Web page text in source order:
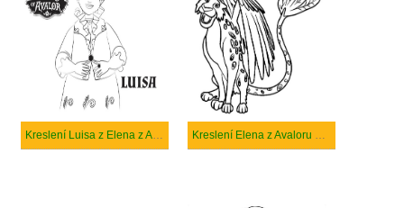
Kreslení Luisa z Elena z Avaloru Kreslení Elena z Avaloru Skylarg